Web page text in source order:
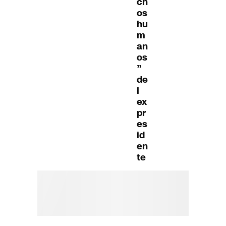
os
hu
m
an
os
”
de
l
ex
pr
es
id
en
te